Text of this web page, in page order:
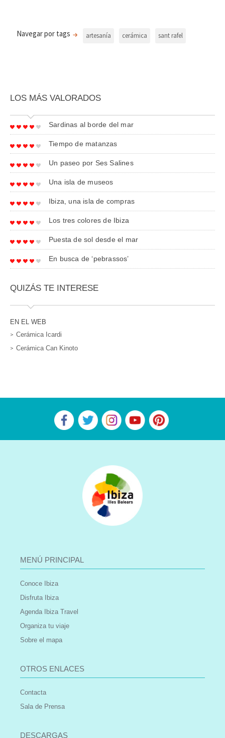
Navegar por tags artesanía cerámica sant rafel
LOS MÁS VALORADOS
Sardinas al borde del mar
Tiempo de matanzas
Un paseo por Ses Salines
Una isla de museos
Ibiza, una isla de compras
Los tres colores de Ibiza
Puesta de sol desde el mar
En busca de ‘pebrassos’
QUIZÁS TE INTERESE
EN EL WEB
Cerámica Icardi
Cerámica Can Kinoto
MENÚ PRINCIPAL
Conoce Ibiza
Disfruta Ibiza
Agenda Ibiza Travel
Organiza tu viaje
Sobre el mapa
OTROS ENLACES
Contacta
Sala de Prensa
DESCARGAS